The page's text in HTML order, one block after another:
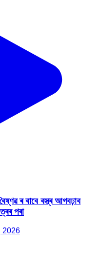
ৰ বাবে বস্ত্ৰ আগবঢ়াব
পৰা
2026